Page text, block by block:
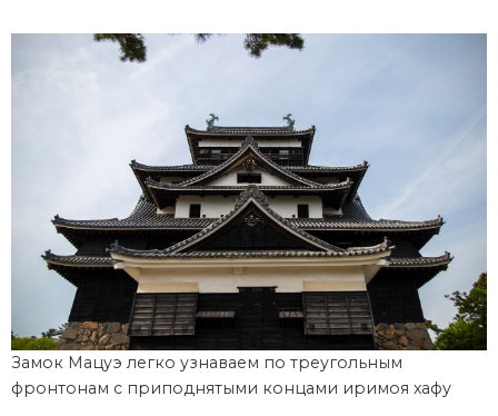
Замок Мацуэ легко узнаваем по треугольным
фронтонам с приподнятыми концами иримоя хафу